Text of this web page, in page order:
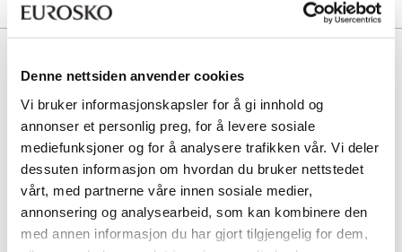
Denne nettsiden anvender cookies
Vi bruker informasjonskapsler for å gi innhold og
annonser et personlig preg, for å levere sosiale
mediefunksjoner og for å analysere trafikken vår. Vi deler
dessuten informasjon om hvordan du bruker nettstedet
vårt, med partnerne våre innen sosiale medier,
annonsering og analysearbeid, som kan kombinere den
med annen informasjon du har gjort tilgjengelig for dem,
sandal i syntetisk EVA-materiale. Inspirert av den klassiske
korksandalen, gir den komfort og slitestyrke, perfekt for strand og
fritid. Sandalen har justerbare spenner for optimal passform og en
dempende EVA-såle som gir god støtte gjennom hele dagen. Farge:
Faded khaki
11913404